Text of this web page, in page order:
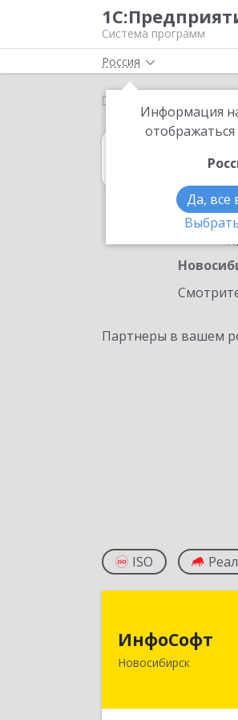
Система программ
Россия
Информация
Да, все
Главная
в
Партнеры в вашем
ISO
ИнфоСофт
Новосибирск
Новосибирск г,